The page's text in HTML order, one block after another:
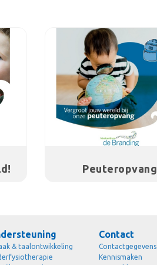
Peuteropvang
& taalontwikkeling
Contact
Contactgegevens
Kennismaken